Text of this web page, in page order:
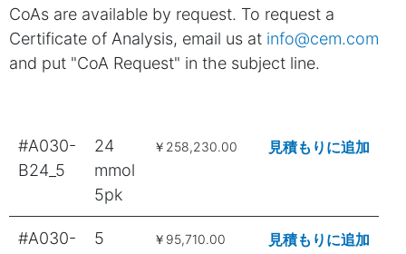
CoAs are available by request. To request a
Certificate of Analysis, email us at info@cem.com
and put "CoA Request" in the subject line.
#A030-
B24_5
24
mmol
5pk
￥258,230.00 見積もりに追加
#A030-
5
￥95,710.00 見積もりに追加